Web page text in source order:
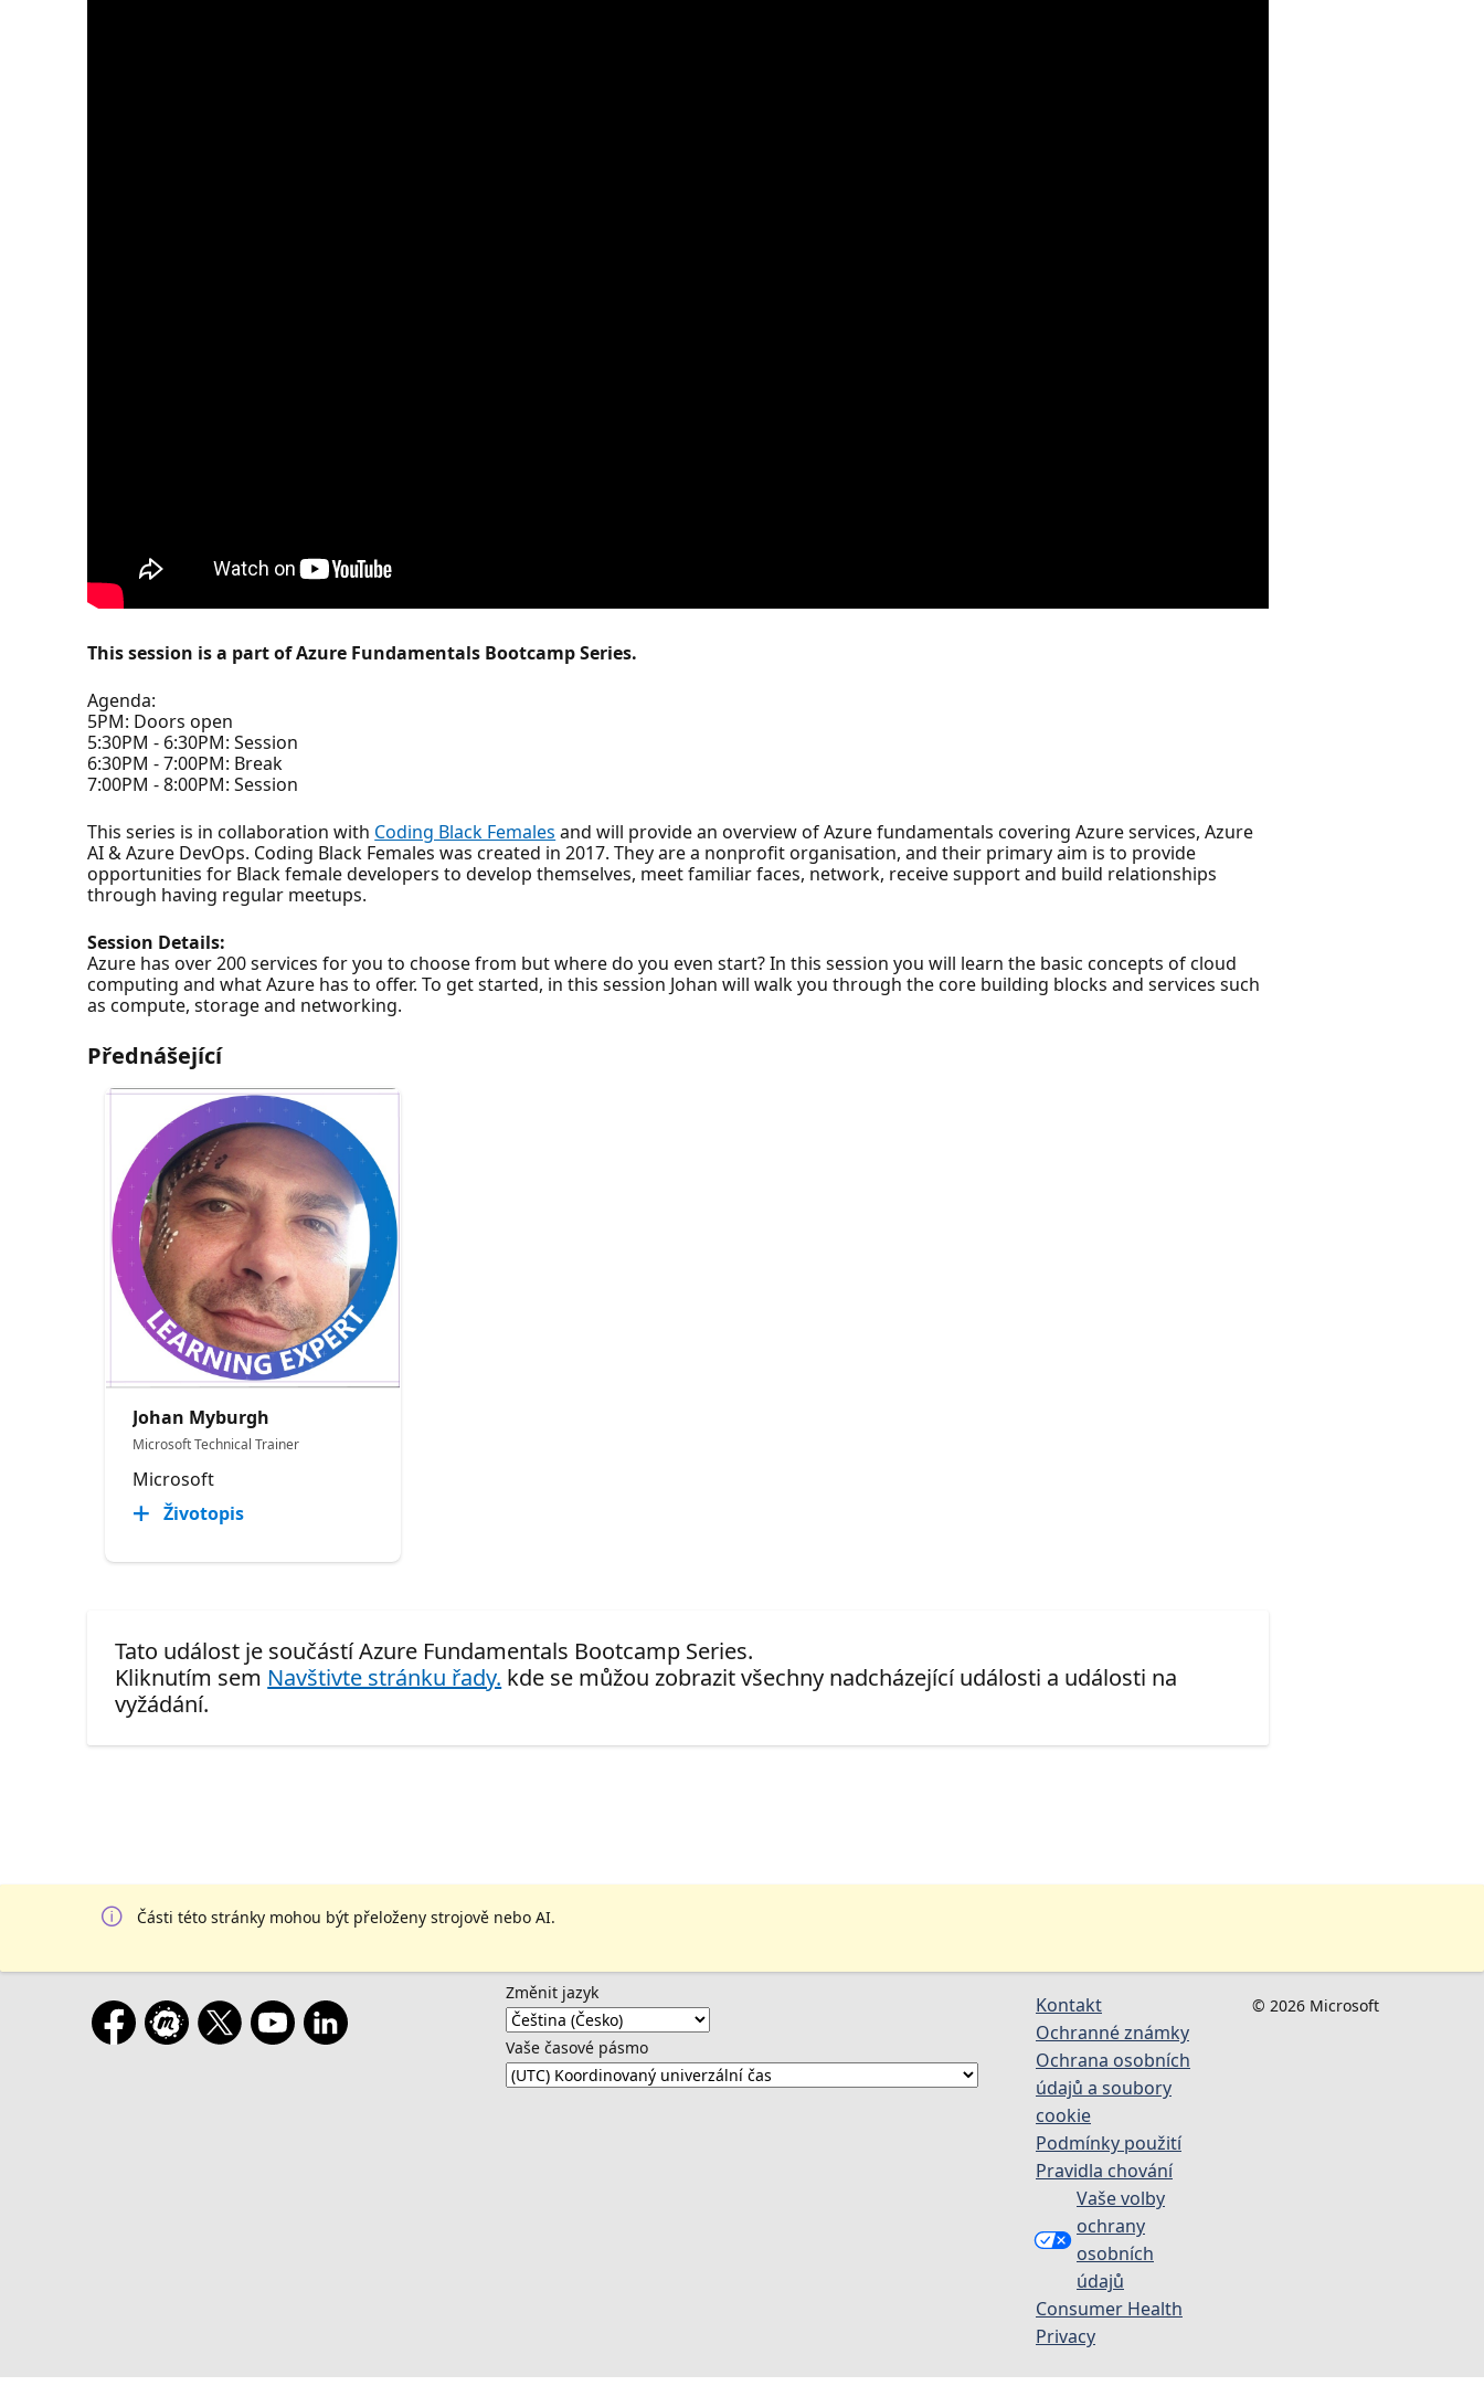
This session is a part of Azure Fundamentals Bootcamp Series.
Agenda:
5PM: Doors open
5:30PM - 6:30PM: Session
6:30PM - 7:00PM: Break
7:00PM - 8:00PM: Session
This series is in collaboration with Coding Black Females and will provide an overview of Azure fundamentals covering Azure services, Azure
AI & Azure DevOps. Coding Black Females was created in 2017. They are a nonprofit organisation, and their primary aim is to provide
opportunities for Black female developers to develop themselves, meet familiar faces, network, receive support and build relationships
through having regular meetups.
Session Details:
Azure has over 200 services for you to choose from but where do you even start? In this session you will learn the basic concepts of cloud
computing and what Azure has to offer. To get started, in this session Johan will walk you through the core building blocks and services such
as compute, storage and networking.
Přednášející
Johan Myburgh
Microsoft Technical Trainer
Microsoft
Životopis
Tato událost je součástí Azure Fundamentals Bootcamp Series.
Kliknutím sem Navštivte stránku řady. kde se můžou zobrazit všechny nadcházející události a události na
vyžádání.
Části této stránky mohou být přeloženy strojově nebo AI.
Změnit jazyk
Vaše časové pásmo
Kontakt
Ochranné známky
Ochrana osobních
údajů a soubory
cookie
Podmínky použití
Pravidla chování
Vaše volby
ochrany
osobních
údajů
Consumer Health
Privacy
© 2026 Microsoft